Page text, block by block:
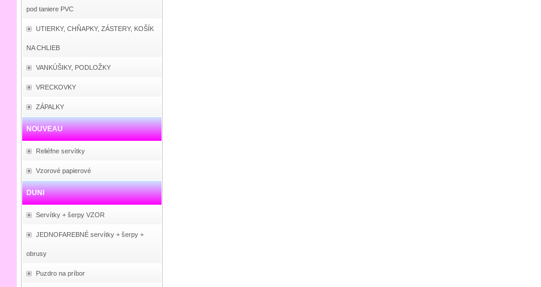
pod taniere PVC
UTIERKY, CHŇAPKY, ZÁSTERY, KOŠÍK
NA CHLIEB
VANKÚŠIKY, PODLOŽKY
VRECKOVKY
ZÁPALKY
NOUVEAU
Reliéfne servítky
Vzorové papierové
DUNI
Servítky + šerpy VZOR
JEDNOFAREBNÉ servítky + šerpy +
obrusy
Puzdro na príbor